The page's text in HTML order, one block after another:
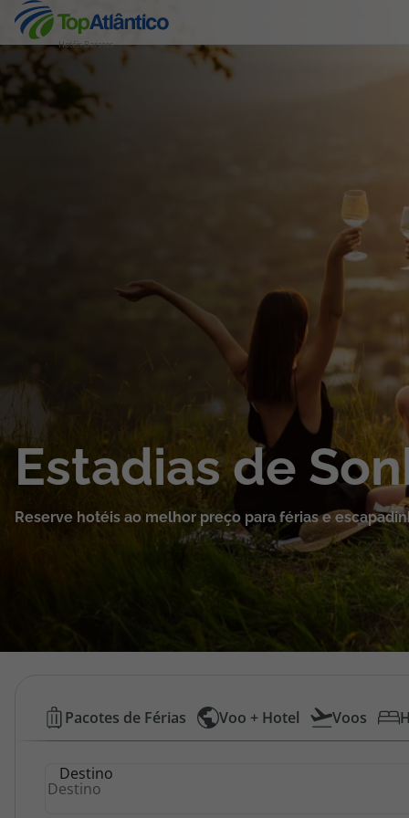
Hotéis Baratos
Destinos
Pacotes de Férias
Cruzeiros
Promoções
Área de Cliente
Estadias de
Reserve hotéis ao melhor preço para férias e
Hotéis
Baratos
Pacotes de Férias Voo + Hotel Voos
Destino